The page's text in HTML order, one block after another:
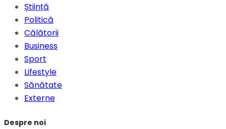
Știință
Politică
Călătorii
Business
Sport
Lifestyle
Sănătate
Externe
Despre noi